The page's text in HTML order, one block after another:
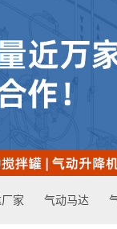
家 气动马达